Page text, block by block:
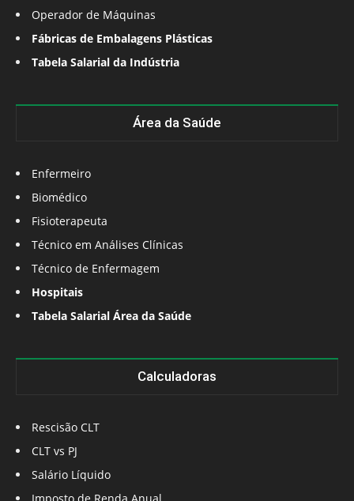
Operador de Máquinas
Fábricas de Embalagens Plásticas
Tabela Salarial da Indústria
Área da Saúde
Enfermeiro
Biomédico
Fisioterapeuta
Técnico em Análises Clínicas
Técnico de Enfermagem
Hospitais
Tabela Salarial Área da Saúde
Calculadoras
Rescisão CLT
CLT vs PJ
Salário Líquido